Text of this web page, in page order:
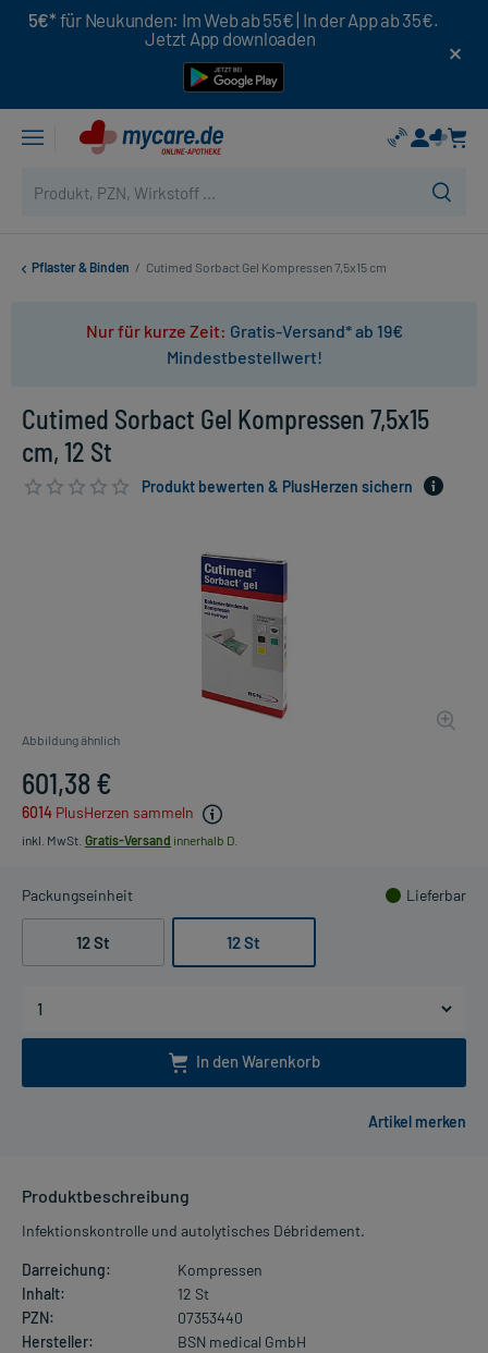
5€* für Neukunden: Im Web ab 55€ | In der App ab 35€.
Jetzt App downloaden
Pflaster & Binden / Cutimed Sorbact Gel Kompressen 7,5x15 cm
Nur für kurze Zeit: Gratis-Versand* ab 19€
Mindestbestellwert!
Cutimed Sorbact Gel Kompressen 7,5x15
cm, 12 St
Produkt bewerten & PlusHerzen sichern
Abbildung ähnlich
601,38 €
6014 PlusHerzen sammeln
inkl. MwSt. Gratis-Versand innerhalb D.
Packungseinheit Lieferbar
12 St 12 St
In den Warenkorb
Produktbeschreibung
Infektionskontrolle und autolytisches Débridement.
Darreichung:
Kompressen
Inhalt:
12 St
PZN:
07353440
Hersteller:
BSN medical GmbH